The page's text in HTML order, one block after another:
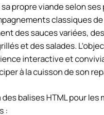
propre viande selon
classiques
des sauces variées,
et des salades.
interactive et
à la cuisson de son
balises HTML pour les
: